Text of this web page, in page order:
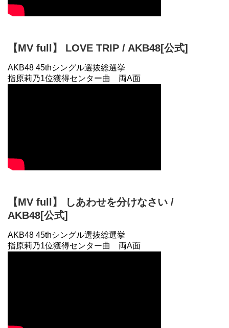
【MV full】 LOVE TRIP / AKB48[公式]
AKB48 45thシングル選抜総選挙
指原莉乃1位獲得センター曲 両A面
【MV full】 しあわせを分けなさい /
AKB48[公式]
AKB48 45thシングル選抜総選挙
指原莉乃1位獲得センター曲 両A面